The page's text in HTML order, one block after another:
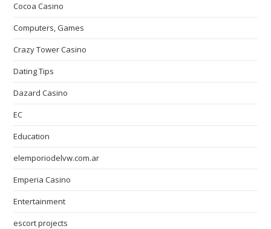
Cocoa Casino
Computers, Games
Crazy Tower Сasino
Dating Tips
Dazard Casino
EC
Education
elemporiodelvw.com.ar
Emperia Casino
Entertainment
escort projects